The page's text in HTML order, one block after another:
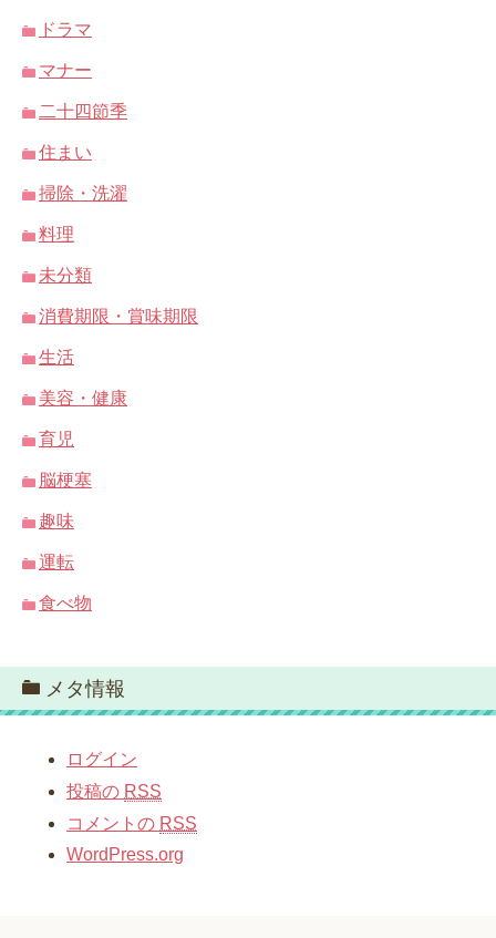
ドラマ
マナー
二十四節季
住まい
掃除・洗濯
料理
未分類
消費期限・賞味期限
生活
美容・健康
育児
脳梗塞
趣味
運転
食べ物
メタ情報
ログイン
投稿の RSS
コメントの RSS
WordPress.org